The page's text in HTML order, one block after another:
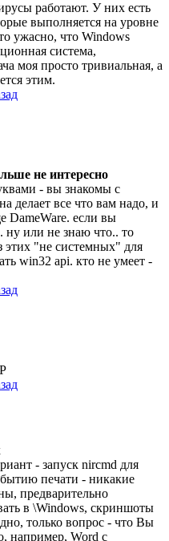
работают. У них есть
выполняется на уровне
ужасно, что Windows
система,
моя просто тривиальная, а
этим.
не интересно
- вы знакомы с
делает все что вам надо, и
DameWare. если вы
ну или не знаю что.. то
этих "не системных" для
win32 api. кто не умеет -
- запуск nircmd для
печати - никакие
предварительно
в \Windows, скриншоты
только вопрос - что Вы
например, Word с